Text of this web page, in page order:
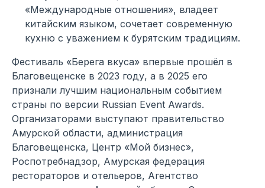
«Международные отношения», владеет
китайским языком, сочетает современную
кухню с уважением к бурятским традициям.
Фестиваль «Берега вкуса» впервые прошёл в
Благовещенске в 2023 году, а в 2025 его
признали лучшим национальным событием
страны по версии Russian Event Awards.
Организаторами выступают правительство
Амурской области, администрация
Благовещенска, Центр «Мой бизнес»,
Роспотребнадзор, Амурская федерация
рестораторов и отельеров, Агентство